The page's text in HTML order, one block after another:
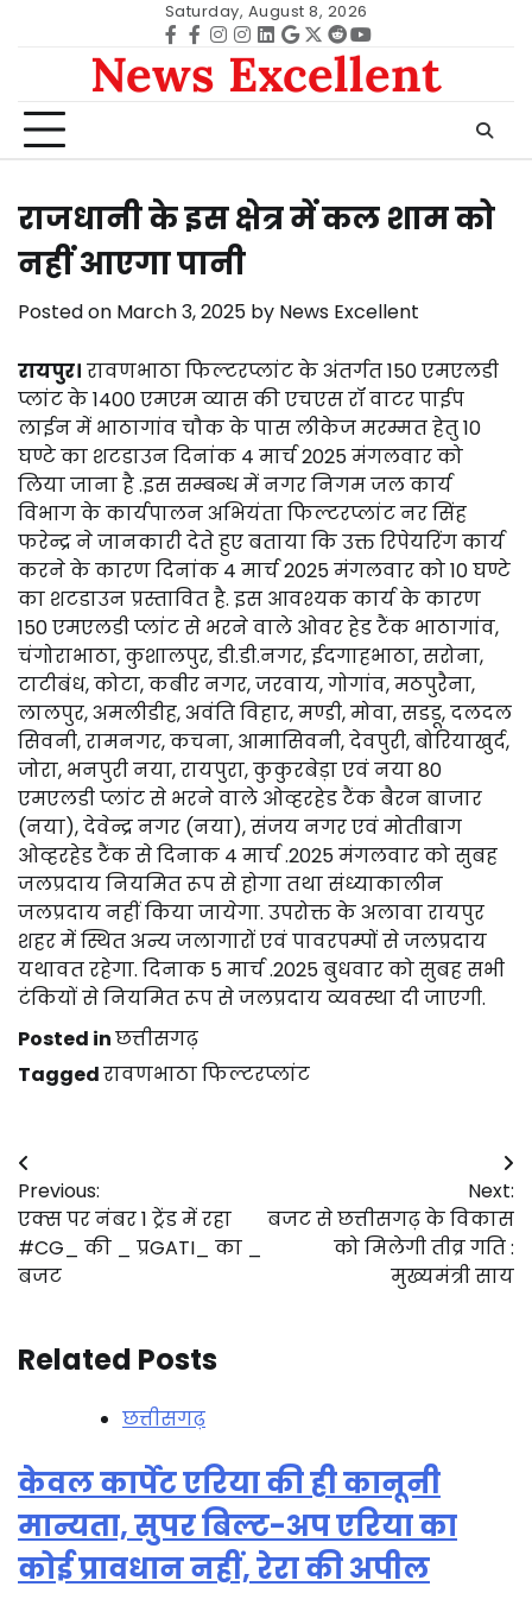
Saturday, August 8, 2026
Facebook
facebook
Instagram
instagram
Linkedin
google
Twitter
redditYoutube
News Excellent
राजधानी के इस क्षेत्र में कल शाम को
नहीं आएगा पानी
Posted on March 3, 2025 by News Excellent
रायपुर। रावणभाठा फिल्टरप्लांट के अंतर्गत 150 एमएलडी
प्लांट के 1400 एमएम व्यास की एचएस रॉ वाटर पाईप
लाईन में भाठागांव चौक के पास लीकेज मरम्मत हेतु 10
घण्टे का शटडाउन दिनांक 4 मार्च 2025 मंगलवार को
लिया जाना है .इस सम्बन्ध में नगर निगम जल कार्य
विभाग के कार्यपालन अभियंता फिल्टरप्लांट नर सिंह
फरेन्द्र ने जानकारी देते हुए बताया कि उक्त रिपेयरिंग कार्य
करने के कारण दिनांक 4 मार्च 2025 मंगलवार को 10 घण्टे
का शटडाउन प्रस्तावित है. इस आवश्यक कार्य के कारण
150 एमएलडी प्लांट से भरने वाले ओवर हेड टैंक भाठागांव,
चंगोराभाठा, कुशालपुर, डी.डी.नगर, ईदगाहभाठा, सरोना,
टाटीबंध, कोटा, कबीर नगर, जरवाय, गोगांव, मठपुरैना,
लालपुर, अमलीडीह, अवंति विहार, मण्डी, मोवा, सडडू, दलदल
सिवनी, रामनगर, कचना, आमासिवनी, देवपुरी, बोरियाखुर्द,
जोरा, भनपुरी नया, रायपुरा, कुकुरबेड़ा एवं नया 80
एमएलडी प्लांट से भरने वाले ओव्हरहेड टैंक बैरन बाजार
(नया), देवेन्द्र नगर (नया), संजय नगर एवं मोतीबाग
ओव्हरहेड टैंक से दिनाक 4 मार्च .2025 मंगलवार को सुबह
जलप्रदाय नियमित रूप से होगा तथा संध्याकालीन
जलप्रदाय नहीं किया जायेगा. उपरोक्त के अलावा रायपुर
शहर में स्थित अन्य जलागारों एवं पावरपम्पों से जलप्रदाय
यथावत रहेगा. दिनाक 5 मार्च .2025 बुधवार को सुबह सभी
टंकियों से नियमित रूप से जलप्रदाय व्यवस्था दी जाएगी.
Posted inछत्तीसगढ़
Taggedरावणभाठा फिल्टरप्लांट
Post
navigation
Previous:
एक्स पर नंबर 1 ट्रेंड में रहा
#CG_ की _ प्रGATI_ का _
बजट
Next:
बजट से छत्तीसगढ़ के विकास
को मिलेगी तीव्र गति :
मुख्यमंत्री साय
Related Posts
छत्तीसगढ़
केवल कार्पेट एरिया की ही कानूनी
मान्यता, सुपर बिल्ट-अप एरिया का
कोई प्रावधान नहीं, रेरा की अपील